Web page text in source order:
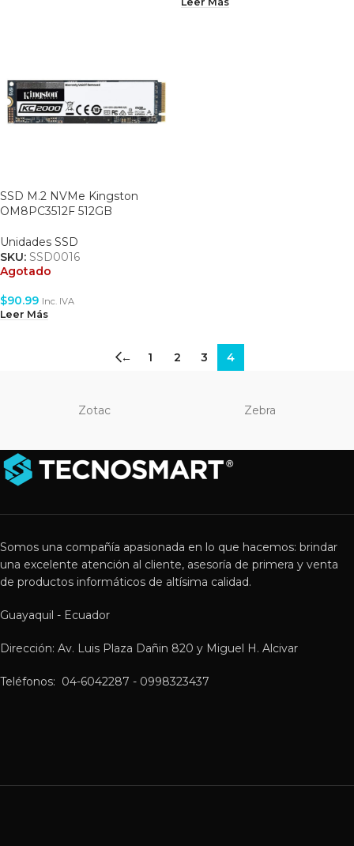
SSD M.2 NVMe Kingston
OM8PC3512F 512GB
Unidades SSD
SKU: SSD0016
Agotado
$90.99 Inc. IVA
Leer Más
← 1 2 3 4
Zotac Zebra
Somos una compañía apasionada en lo que hacemos: brindar
una excelente atención al cliente, asesoría de primera y venta
de productos informáticos de altísima calidad.
Guayaquil - Ecuador
Dirección: Av. Luis Plaza Dañin 820 y Miguel H. Alcivar
Teléfonos: 04-6042287 - 0998323437